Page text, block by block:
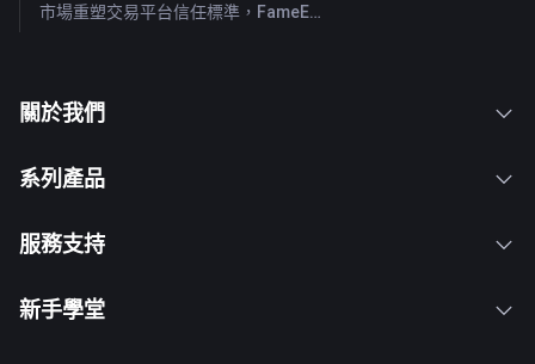
市場重塑交易平台信任標準，FameEX 以八年穩健營運持續服務全球用戶
關於我們
系列產品
服務支持
新手學堂